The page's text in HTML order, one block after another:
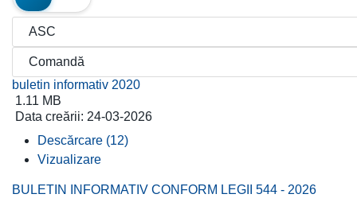
buletin informativ 2020
1.11 MB
Data creării: 24-03-2026
Descărcare (12)
Vizualizare
BULETIN INFORMATIV CONFORM LEGII 544 - 2026